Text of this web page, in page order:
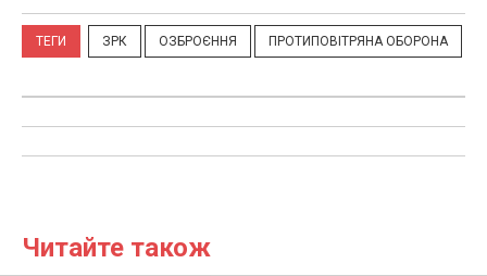
ТЕГИ ЗРК ОЗБРОЄННЯ ПРОТИПОВІТРЯНА ОБОРОНА
Читайте також